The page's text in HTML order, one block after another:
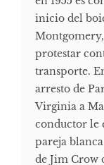
inicio del
protestar
transporte.
arresto de
Virginia a
conductor le
pareja
de Jim Crow